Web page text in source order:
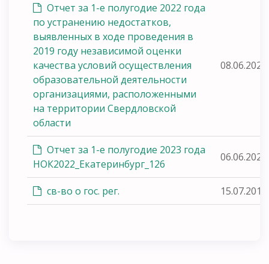
Отчет за 1-е полугодие 2022 года
по устранению недостатков,
выявленных в ходе проведения в
2019 году независимой оценки
качества условий осуществления
образовательной деятельности
организациями, расположенными
на территории Свердловской
области
08.06.2022
Отчет за 1-е полугодие 2023 года
НОК2022_Екатеринбург_126
06.06.2023
св-во о гос. рег. 15.07.2015